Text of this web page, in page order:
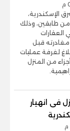
الإسكندرية،
من طابقين، وذلك
العقارات
قبل
لغرفة عمليات
من المنزل
فى انهيار